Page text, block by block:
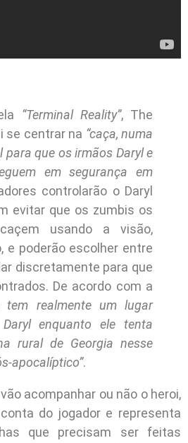
“Terminal Reality”, The
se centrar na “caça, numa
para que os irmãos Daryl e
em segurança em
controlarão o Daryl
evitar que os zumbis os
usando a visão,
e poderão escolher entre
discretamente para que
De acordo com a
tem realmente um lugar
enquanto ele tenta
rural de Georgia nesse
apocalíptico”.
acompanhar ou não o heroi,
do jogador e representa
que precisam ser feitas